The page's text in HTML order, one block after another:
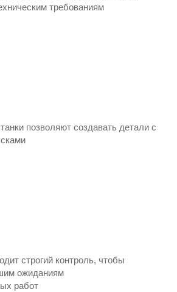
требованиям
позволяют создавать детали с
строгий контроль, чтобы
ожиданиям
работ